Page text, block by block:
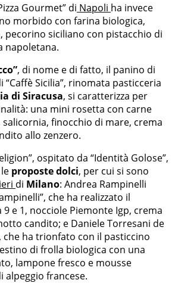
Gourmet” di Napoli ha invece
morbido con farina biologica,
pecorino siciliano con pistacchio di
napoletana.
, di nome e di fatto, il panino di
“Caffè Sicilia”, rinomata pasticceria
di Siracusa, si caratterizza per
una mini rosetta con carne
finocchio di mare, crema
allo zenzero.
ospitato da “Identità Golose”,
proposte dolci, per cui si sono
di Milano: Andrea Rampinelli
che ha realizzato il
e 1, nocciole Piemonte Igp, crema
candito; e Daniele Torresani de
che ha trionfato con il pasticcino
di frolla biologica con una
lampone fresco e mousse
alpeggio francese.